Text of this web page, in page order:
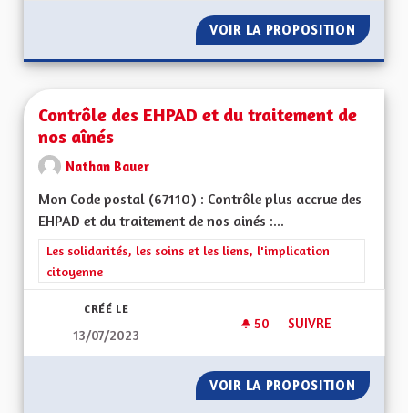
VOIR LA PROPOSITION
Contrôle des EHPAD et du traitement de
nos aînés
Nathan Bauer
Mon Code postal (67110) : Contrôle plus accrue des
EHPAD et du traitement de nos ainés :...
Filtrer les résultats de la catégorie : Les solidarités, les soins
Les solidarités, les soins et les liens, l'implication
citoyenne
CRÉÉ LE
13/07/2023
50 50 ABONNÉS
SUIVRE
VOIR LA PROPOSITION